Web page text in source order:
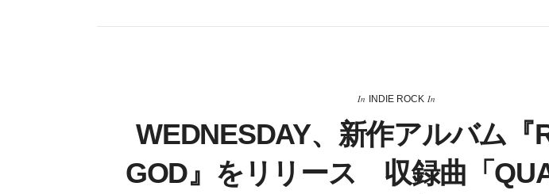
In INDIE ROCK In
WEDNESDAY、新作アルバム『
GOD』をリリース 収録曲「